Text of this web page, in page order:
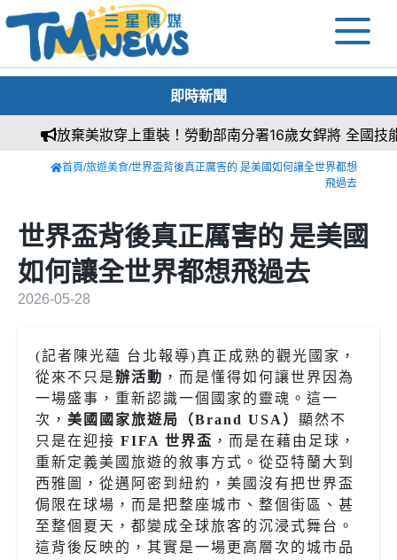
即時新聞
放棄美妝穿上重裝！勞動部南分署16歲女銲將 全國技能競
首頁/旅遊美食/世界盃背後真正厲害的 是美國如何讓全世界都想
飛過去
世界盃背後真正厲害的 是美國
如何讓全世界都想飛過去
2026-05-28
(記者陳光蘊 台北報導)真正成熟的觀光國家，
從來不只是辦活動 ，而是懂得如何讓世界因為
一場盛事，重新認識一個國家的靈魂。這一
次， 美國國家旅遊局（Brand USA ） 顯然不
只是在迎接 FIFA 世界盃 ，而是在藉由足球，
重新定義美國旅遊的敘事方式。從亞特蘭大到
西雅圖，從邁阿密到紐約，美國沒有把世界盃
侷限在球場，而是把整座城市、整個街區、甚
至整個夏天，都變成全球旅客的沉浸式舞台。
這背後反映的，其實是一場更高層次的城市品